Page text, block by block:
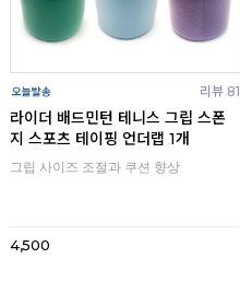
리뷰 81
라이더 배드민턴 테니스 그립 스폰
지 스포츠 테이핑 언더랩 1개
그립 사이즈 조절과 쿠션 향상
4,500